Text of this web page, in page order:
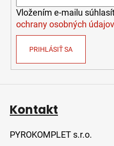
Vložením e-mailu
ochrany osobných údajov
PRIHLÁSIŤ SA
Kontakt
PYROKOMPLET s.r.o.